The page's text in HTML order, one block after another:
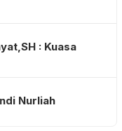
: Kuasa
Nurliah